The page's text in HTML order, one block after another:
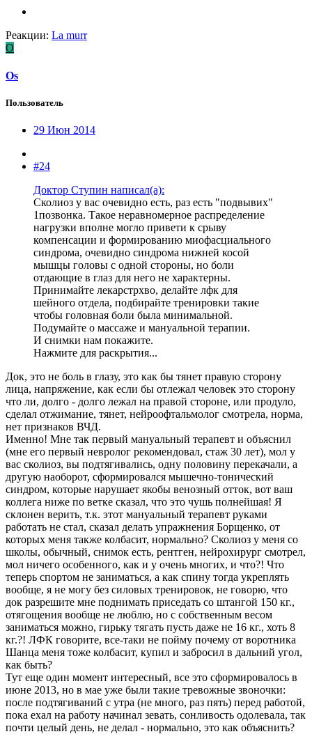
Реакции: La murr
O
Os
Пользователь
29 Июн 2014
#24
Доктор Ступин написал(а):
Сколиоз у вас очевидно есть, раз есть "подвывих"
1позвонка. Такое неравномерное распределение
нагрузки вполне могло привети к срыву
компенсации и формированию миофасциального
синдрома, очевидно синдрома нижней косой
мышцы головы с одной стороны, но боли
отдающие в глаз для него не характерны.
Принимайте лекарстрхво, делайте лфк для
шейного отдела, подбирайте тренировки такие
чтобы головная боли была минимальной.
Подумайте о массаже и мануальной терапии.
И снимки нам покажите.
Нажмите для раскрытия...
Док, это не боль в глазу, это как бы тянет правую сторону
лица, напряжение, как если бы отлежал человек это сторону
что ли, долго - долго лежал на правой стороне, или продуло,
сделал отжимание, тянет, нейроофтальмолог смотрела, норма,
нет признаков ВЧД.
Именно! Мне так первый мануальный терапевт и объяснил
(мне его первый невролог рекомендовал, стаж 30 лет), мол у
вас сколиоз, вы подтягивались, одну половину перекачали, а
другую наоборот, сформировался мышечно-тонический
синдром, которые нарушает якобы венозный отток, вот ваш
коллега ниже по ветке сказал, что это чушь полнейшая! Я
склонен верить, т.к. этот мануальный терапевт руками
работать не стал, сказал делать упражнения Борщенко, от
которых меня также колбасит, нормально? Сколиоз у меня со
школы, обычный, снимок есть, рентген, нейрохирург смотрел,
мол ничего особенного, как и у очень многих, и что?! Что
теперь спортом не заниматься, а как спину тогда укреплять
вообще, я не могу без силовых тренировок, не говорю, что
док разрешите мне поднимать приседать со штангой 150 кг.,
отягощения вообще не люблю, но с собственным весом
заниматься можно, гирьку тягать пусть даже не 16 кг., хоть 8
кг.?! ЛФК говорите, все-таки не пойму почему от воротника
Шанца меня тоже колбасит, купил и забросил в дальний угол,
как быть?
Тут еще один момент интересный, все это сформировалось в
июне 2013, но в мае уже были такие тревожные звоночки:
после подтягиваний с утра (не много, раз пять) перед работой,
пока ехал на работу начинал зевать, сонливость одолевала, так
почти целый день, не делал - нормально, это как объяснить?